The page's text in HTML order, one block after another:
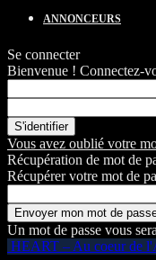
ANNONCEURS
Se connecter
Bienvenue ! Connectez-
Vous avez oublié votre
Récupération de mot de
Récupérer votre mot de
Un mot de passe vous
HEART – Au coeur de